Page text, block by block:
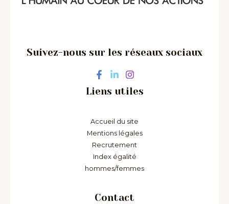
Suivez-nous sur les réseaux sociaux
Liens utiles
Accueil du site
Mentions légales
Recrutement
Index égalité
hommes/femmes
Contact